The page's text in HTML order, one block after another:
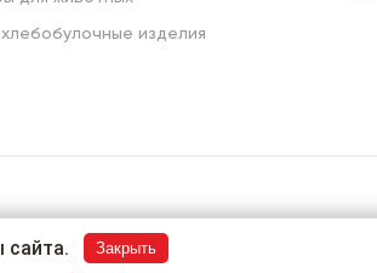
изделия
сайта. Закрыть